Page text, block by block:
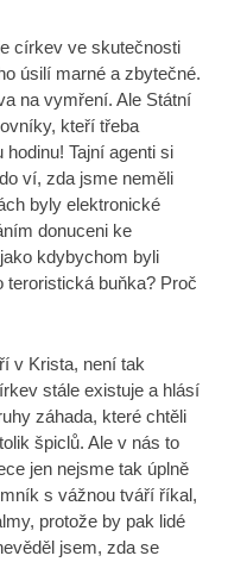
církev ve skutečnosti
úsilí marné a zbytečné.
na vymření. Ale Státní
kteří třeba
Tajní agenti si
ví, zda jsme neměli
byly elektronické
donuceni ke
kdybychom byli
teroristická buňka? Proč
v Krista, není tak
stále existuje a hlásí
záhada, které chtěli
špiclů. Ale v nás to
jen nejsme tak úplně
s vážnou tváří říkal,
protože by pak lidé
jsem, zda se